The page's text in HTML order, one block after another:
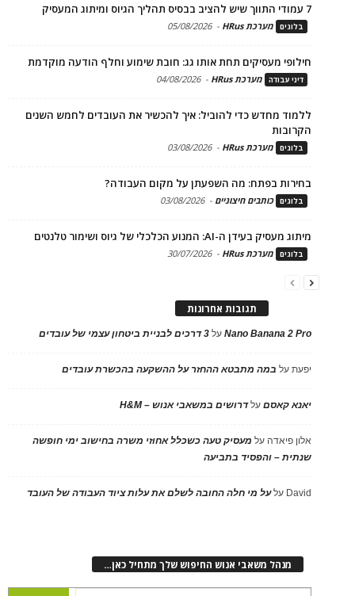
7 עמודי התווך שיש להציב בבסיס תהליך הגיוס ומיתוג המעסיק
בלוגים מערכת HRus -
05/08/2026
חילופי מעסיקים תחת אותו גג: חובת שימוע וחלף הודעה מוקדמת
דיני עבודה מערכת HRus -
04/08/2026
ללמוד מחדש כדי להוביל: איך להכשיר את העובדים לחמש השנים
הקרובות
בלוגים מערכת HRus -
03/08/2026
בחירות בפתח: מה השפעתן על מקום העבודה?
בלוגים כותבים חיצוניים -
03/08/2026
מיתוג מעסיק בעידן ה-AI: המנוע הכלכלי של גיוס ושימור טלנטים
בלוגים מערכת HRus -
30/07/2026
תגובות אחרונות
Nano Banana 2 Proעל 3 דרכים לבניית ביטחון עצמי של עובדים
יפעתעל במה מתבטא ההחזר על ההשקעה בהכשרת עובדים
יאנא קאסםעלדרושים במשאבי אנוש – H&M
אלון פיאדה על מעסיק טעה כשכלל אחוזי משרה בחישוב ימי חופשה
שנתית – והפסיד בתביעה
David עלעל מי חלה החובה לשלם את עלות ציוד העבודה של העובד
מנהל משאבי אנוש החיפוש שלך מתחיל כאן…